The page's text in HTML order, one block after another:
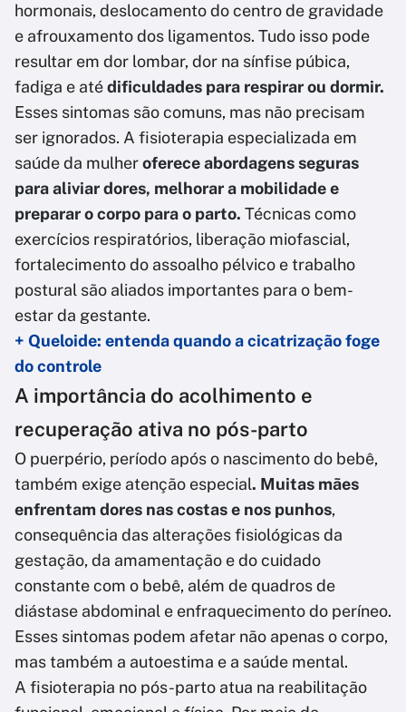
hormonais, deslocamento do centro de gravidade
e afrouxamento dos ligamentos. Tudo isso pode
resultar em dor lombar, dor na sínfise púbica,
fadiga e atédificuldades para respirar ou dormir.
Esses sintomas são comuns, mas não precisam
ser ignorados. A fisioterapia especializada em
saúde da mulheroferece abordagens seguras
para aliviar dores, melhorar a mobilidade e
preparar o corpo para o parto. Técnicas como
exercícios respiratórios, liberação miofascial,
fortalecimento do assoalho pélvico e trabalho
postural são aliados importantes para o bem-
estar da gestante.
+ Queloide: entenda quando a cicatrização foge
do controle
A importância do acolhimento e
recuperação ativa no pós-parto
O puerpério, período após o nascimento do bebê,
também exige atenção especial. Muitas mães
enfrentam dores nas costas e nos punhos,
consequência das alterações fisiológicas da
gestação, da amamentação e do cuidado
constante com o bebê, além de quadros de
diástase abdominal e enfraquecimento do períneo.
Esses sintomas podem afetar não apenas o corpo,
mas também a autoestima e a saúde mental.
A fisioterapia no pós-parto atua na reabilitação